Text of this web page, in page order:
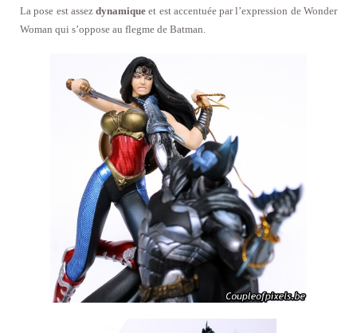
La pose est assezdynamique et est accentuée par l’expression de Wonder
Woman qui s’oppose au flegme de Batman.